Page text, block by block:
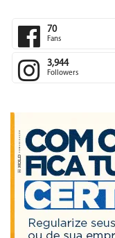
70
3,944